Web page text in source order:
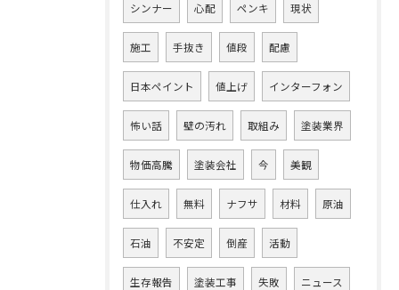
シンナー 心配 ペンキ 現状
施工 手抜き 値段 配慮
日本ペイント 値上げ インターフォン
怖い話 壁の汚れ 取組み 塗装業界
物価高騰 塗装会社 今 美観
仕入れ 無料 ナフサ 材料 原油
石油 不安定 倒産 活動
生存報告 塗装工事 失敗 ニュース